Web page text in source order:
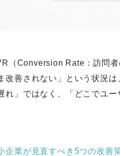
（Conversion Rate：訪問
改善されない」という状況
れ」ではなく、「どこでユ
企業が見直すべき5つの改善